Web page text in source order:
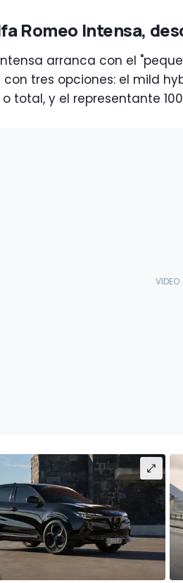
Romeo Intensa,
arranca con el
con tres opciones: el mild
total, y el representante